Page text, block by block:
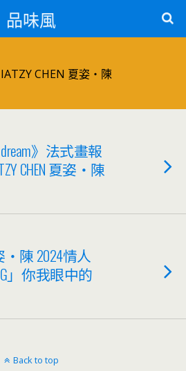
品味風
CHEN 夏姿・陳
dream》法式畫報
CHEN 夏姿・陳
・陳 2024情人
」你我眼中的
Back to top